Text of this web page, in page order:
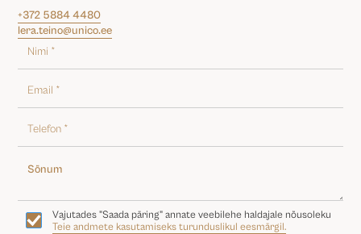
+372 5884 4480
lera.teino@unico.ee
Vajutades "Saada päring" annate veebilehe haldajale nõusoleku
Teie andmete kasutamiseks turunduslikul eesmärgil.